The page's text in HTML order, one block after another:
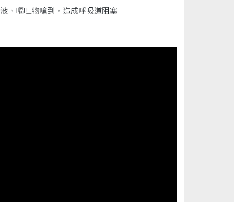
、嘔吐物嗆到，造成呼吸道阻塞